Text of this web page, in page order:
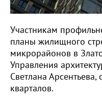
Участникам
планы жилищного
микрорайонов в
Управления
Светлана
кварталов.